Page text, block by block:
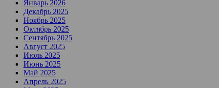
Январь 2026
Декабрь 2025
Ноябрь 2025
Октябрь 2025
Сентябрь 2025
Август 2025
Июль 2025
Июнь 2025
Май 2025
Апрель 2025